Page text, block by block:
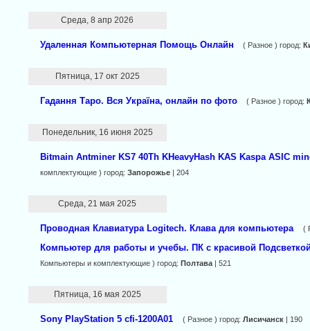
Среда, 8 апр 2026
Удаленная Компьютерная Помощь Онлайн ( Разное ) город:
Пятница, 17 окт 2025
Гадання Таро. Вся Україна, онлайн по фото ( Разное ) город:
Понедельник, 16 июня 2025
Bitmain Antminer KS7 40Th KHeavyHash KAS Kaspa ASIC
комплектующие ) город: Запорожье| 204
Среда, 21 мая 2025
Проводная Клавиатура Logitech. Клава для компьютера (
Компьютер для работы и учебы. ПК с красивой
Компьютеры и комплектующие ) город: Полтава| 521
Пятница, 16 мая 2025
Sony PlayStation 5 cfi-1200A01 ( Разное ) город: Лисичанск| 190